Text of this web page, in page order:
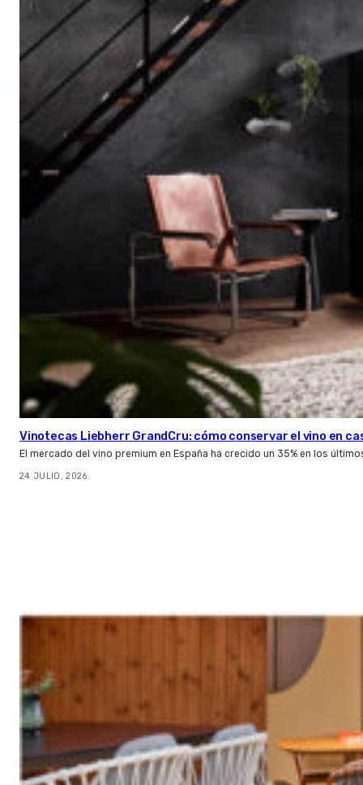
Vinotecas Liebherr GrandCru: cómo conservar el vino en
El mercado del vino premium en España ha crecido un 35% en los
24 JULIO, 2026